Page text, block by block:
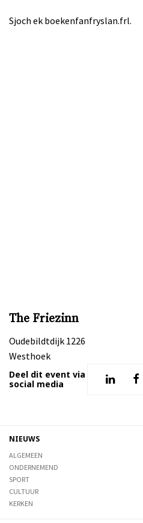
Sjoch ek boekenfanfryslan.frl.
The Friezinn
Oudebildtdijk 1226
Westhoek
Deel dit event via
social media
NIEUWS
ALGEMEEN
ONDERNEMEND
SPORT
CULTUUR
KERKEN